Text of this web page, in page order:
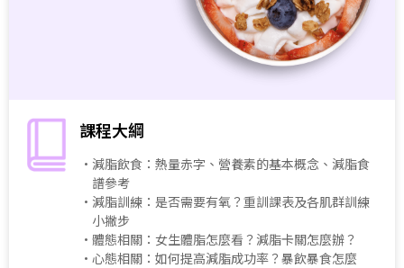
課程大綱
・減脂飲食：熱量赤字、營養素的基本概念、減脂食
譜參考
・減脂訓練：是否需要有氧？重訓課表及各肌群訓練
小撇步
・體態相關：女生體脂怎麼看？減脂卡關怎麼辦？
・心態相關：如何提高減脂成功率？暴飲暴食怎麼